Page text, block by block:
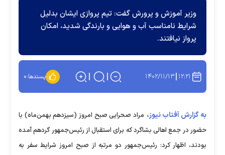
وزیر آموزش و پرورش گفت: تیم پروازی ایشان بدلیل
شرایط نامناسب آب و هوایی و بارندگی شدید، امکان
پرواز نیافتند.
۱۲:۲۱ ۱۴۰۲/۱۱/۱۳ پسندها:۰
به گزارش آفتاب نیوز، مراد صحرایی صبح امروز (سیزدهم بهمن‌ماه) با
حضور در جمع اهالی بشاگرد که برای استقبال از رئیس‌جمهور گردهم آمده
بودند، اظهار کرد: رئیس‌جمهور دو مرتبه از صبح امروز شرایط سفر به